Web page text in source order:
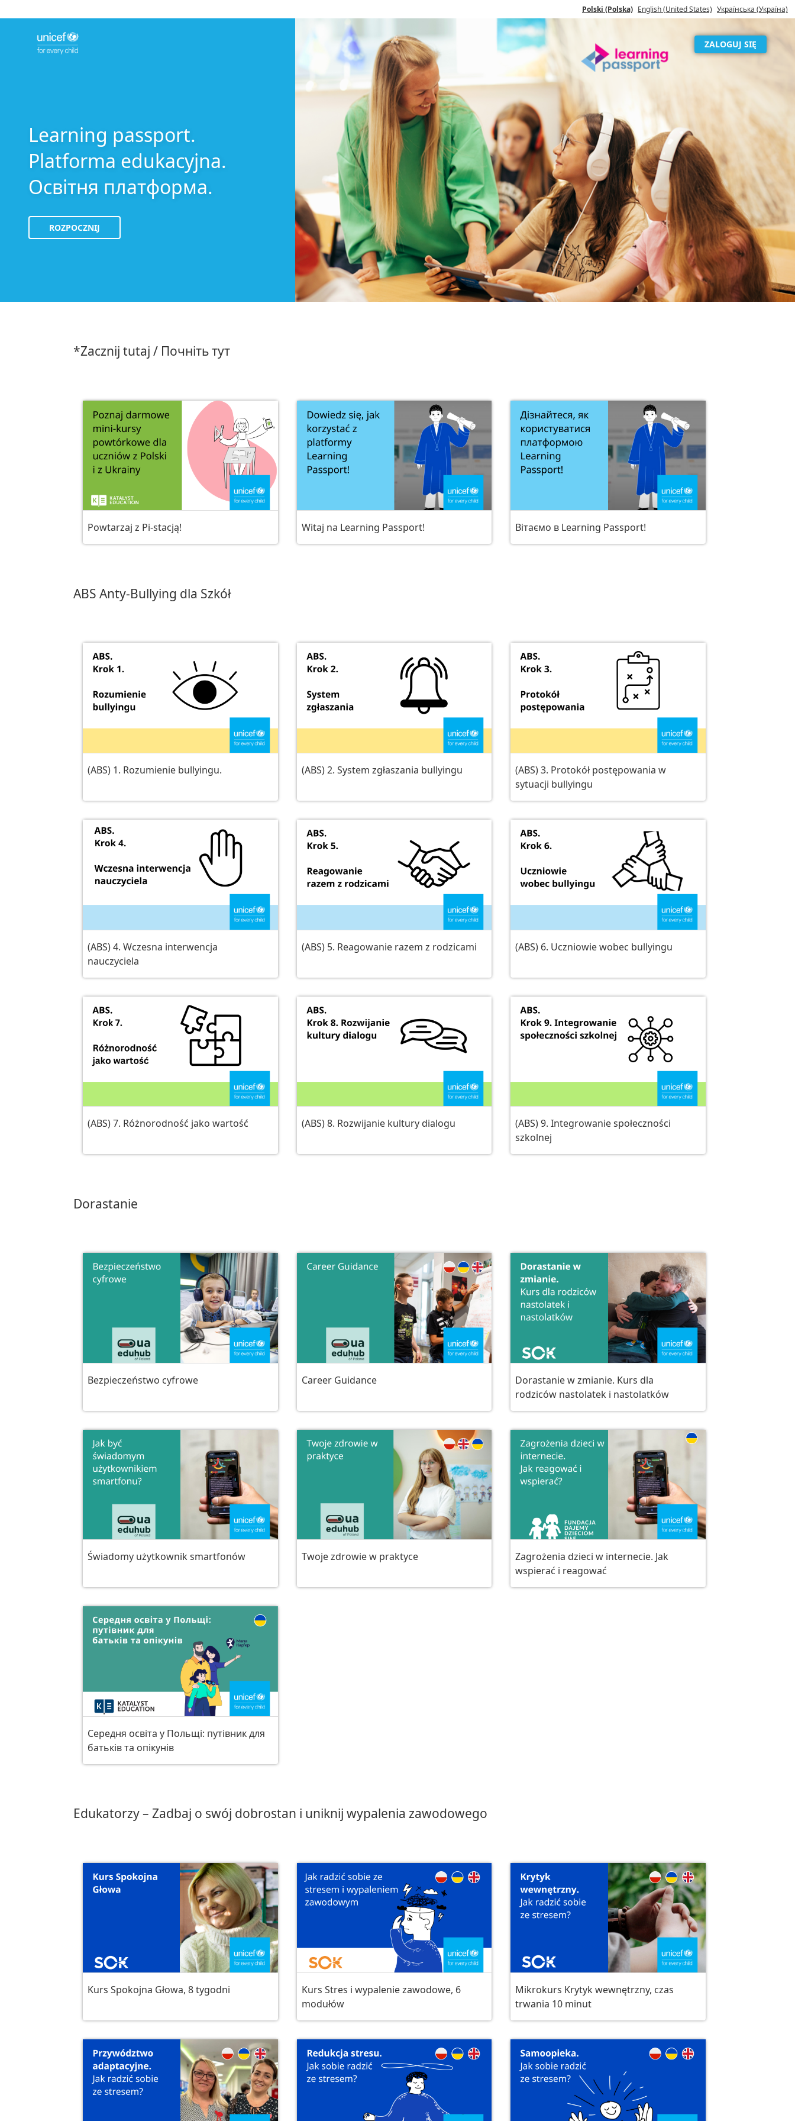
Polski (Polska) English (United States) У​країнська (Україна)
ZALOGUJ SIĘ
Learning passport.
Platforma edukacyjna.
Освітня платформа.
ROZPOCZNIJ
*Zacznij tutaj / Почніть тут
Powtarzaj z Pi-stacją! Witaj na Learning Passport! Вітаємо в Learning Passport!
ABS Anty-Bullying dla Szkół
(ABS) 1. Rozumienie bullyingu. (ABS) 2. System zgłaszania bullyingu
(ABS) 3. Protokół postępowania w
sytuacji bullyingu
(ABS) 4. Wczesna interwencja
nauczyciela
(ABS) 5. Reagowanie razem z rodzicami (ABS) 6. Uczniowie wobec bullyingu
(ABS) 7. Różnorodność jako wartość (ABS) 8. Rozwijanie kultury dialogu
(ABS) 9. Integrowanie społeczności
szkolnej
Dorastanie
Bezpieczeństwo cyfrowe Career Guidance
Dorastanie w zmianie. Kurs dla
rodziców nastolatek i nastolatków
Świadomy użytkownik smartfonów Twoje zdrowie w praktyce
Zagrożenia dzieci w internecie. Jak
wspierać i reagować
Середня освіта у Польщі: путівник для
батьків та опікунів
Edukatorzy – Zadbaj o swój dobrostan i uniknij wypalenia zawodowego
Kurs Spokojna Głowa, 8 tygodni
Kurs Stres i wypalenie zawodowe, 6
modułów
Mikrokurs Krytyk wewnętrzny, czas
trwania 10 minut